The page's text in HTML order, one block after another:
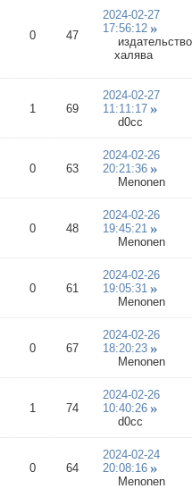
0 47
2024-02-27
17:56:12
издательство
халява
1 69
2024-02-27
11:11:17
d0cc
0 63
2024-02-26
20:21:36
Menonen
0 48
2024-02-26
19:45:21
Menonen
0 61
2024-02-26
19:05:31
Menonen
0 67
2024-02-26
18:20:23
Menonen
1 74
2024-02-26
10:40:26
d0cc
0 64
2024-02-24
20:08:16
Menonen